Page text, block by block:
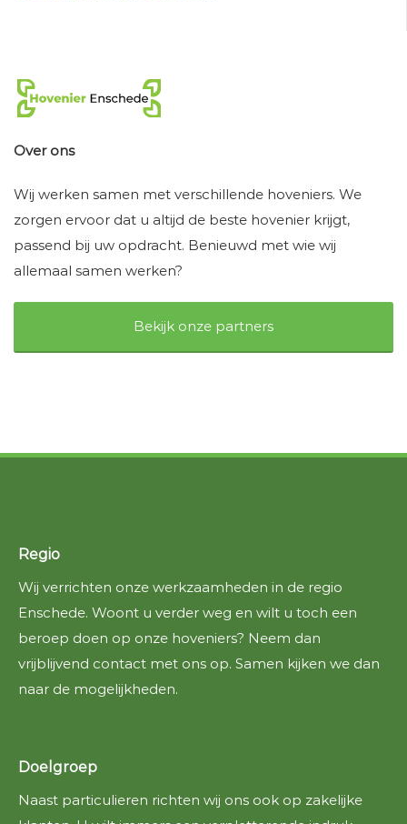
Over ons
Wij werken samen met verschillende hoveniers. We
zorgen ervoor dat u altijd de beste hovenier krijgt,
passend bij uw opdracht. Benieuwd met wie wij
allemaal samen werken?
Bekijk onze partners
Regio
Wij verrichten onze werkzaamheden in de regio
Enschede. Woont u verder weg en wilt u toch een
beroep doen op onze hoveniers? Neem dan
vrijblijvend contact met ons op. Samen kijken we dan
naar de mogelijkheden.
Doelgroep
Naast particulieren richten wij ons ook op zakelijke